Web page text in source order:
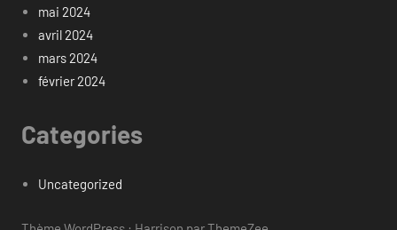
mai 2024
avril 2024
mars 2024
février 2024
Categories
Uncategorized